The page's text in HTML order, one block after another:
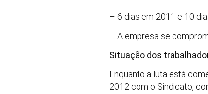
– 6 dias em 2011 e 10
– A empresa se
Situação dos
Enquanto a luta está
2012 com o Sindicato,